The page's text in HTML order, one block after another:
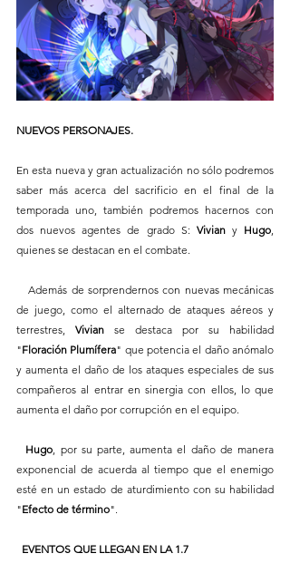
NUEVOS PERSONAJES.
En esta nueva y gran actualización no sólo podremos
saber más acerca del sacrificio en el final de la
temporada uno, también podremos hacernos con
dos nuevos agentes de grado S: Vivian y Hugo
quienes se destacan en el combate.
   Además de sorprendernos con nuevas mecánicas
de juego, como el alternado de ataques aéreos y
terrestres, Vivian se destaca por su habilidad
"Floración Plumífera" que potencia el daño anómalo
y aumenta el daño de los ataques especiales de sus
compañeros al entrar en sinergia con ellos, lo que
aumenta el daño por corrupción en el equipo.
Hugo , por su parte, aumenta el daño de manera
exponencial de acuerda al tiempo que el enemigo
esté en un estado de aturdimiento con su habilidad
"Efecto de término".
EVENTOS QUE LLEGAN EN LA 1.7